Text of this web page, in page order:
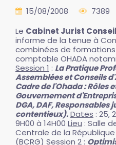
15/08/2008 7389
Le Cabinet Jurist
informe de la tenue à
combinées de
comptable OHADA
Session 1 : La Pratique
Assemblées et Conseils
Cadre de l'Ohada : Rôles
Gouvernement
DGA, DAF, Responsables
contentieux).Dates : 25,
9H00 à 14H00 Lieu : Salle
Centrale de la
(BCRG) Session 2 :